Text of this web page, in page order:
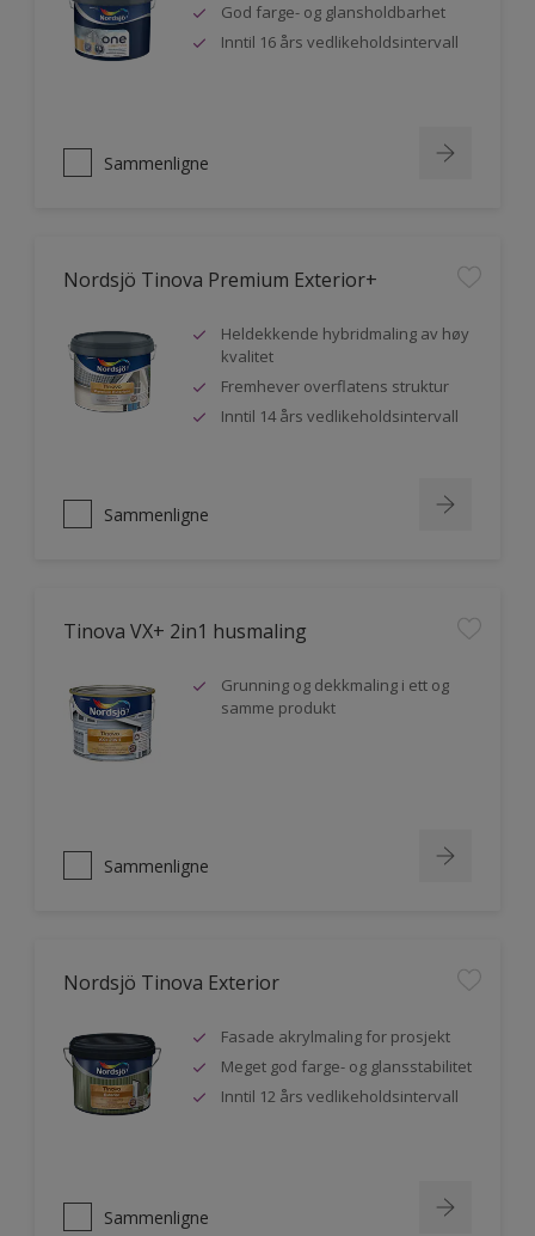
God farge- og glansholdbarhet
Inntil 16 års vedlikeholdsintervall
Sammenligne
Nordsjö Tinova Premium Exterior+
Heldekkende hybridmaling av høy
kvalitet
Fremhever overflatens struktur
Inntil 14 års vedlikeholdsintervall
Sammenligne
Tinova VX+ 2in1 husmaling
Grunning og dekkmaling i ett og
samme produkt
Sammenligne
Nordsjö Tinova Exterior
Fasade akrylmaling for prosjekt
Meget god farge- og glansstabilitet
Inntil 12 års vedlikeholdsintervall
Sammenligne